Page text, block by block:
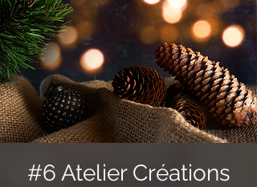
#6 Atelier Créations